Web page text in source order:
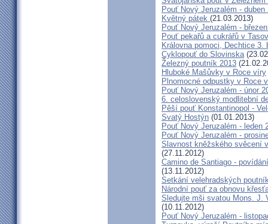
Pouť Nový Jeruzalém - duben
Květný pátek (21.03.2013)
Pouť Nový Jeruzalém -
Pouť pekařů a cukrářů v
Královna pomoci, Dechtice
Cyklopouť do Slovinska
Železný poutník 2013
Hluboké Mašůvky v Roce víry
Plnomocné odpustky v Roce
Pouť Nový Jeruzalém - únor
6. celoslovenský modlitební
Pěší pouť Konstantinopol -
Svatý Hostýn (01.01.2013)
Pouť Nový Jeruzalém - leden
Pouť Nový Jeruzalém -
Slavnost kněžského svěcení
(27.11.2012)
Camino de Santiago -
(13.11.2012)
Setkání velehradských
Národní pouť za obnovu
Sledujte mši svatou Mons. J.
(10.11.2012)
Pouť Nový Jeruzalém -